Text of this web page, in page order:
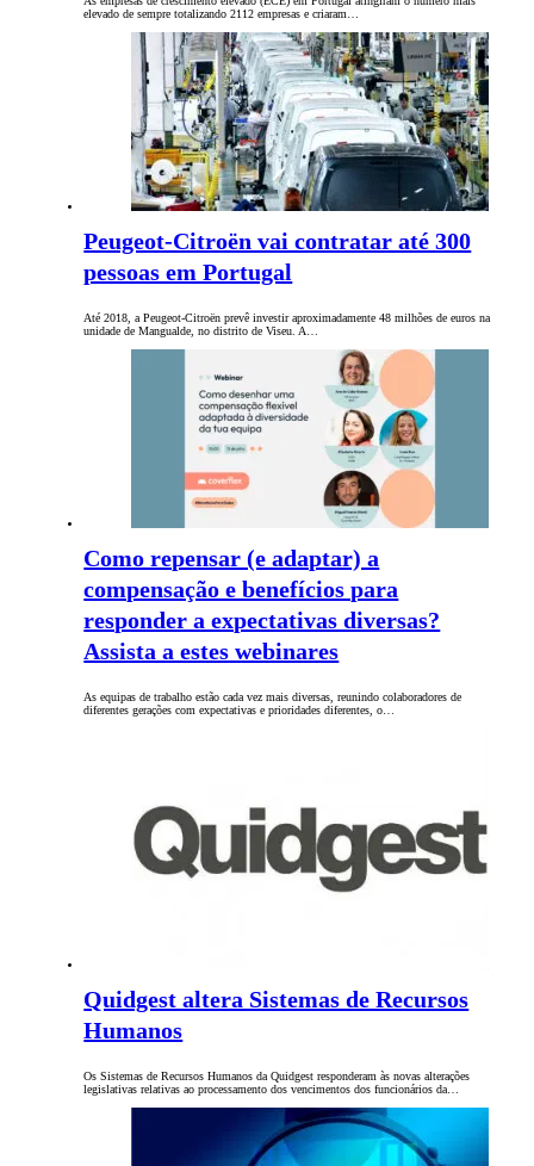
elevado de sempre totalizando 2112 empresas e criaram…
Peugeot-Citroën vai contratar até 300
pessoas em Portugal
Até 2018, a Peugeot-Citroën prevê investir aproximadamente 48 milhões de euros na
unidade de Mangualde, no distrito de Viseu. A…
Como repensar (e adaptar) a
compensação e benefícios para
responder a expectativas diversas?
Assista a estes webinares
As equipas de trabalho estão cada vez mais diversas, reunindo colaboradores de
diferentes gerações com expectativas e prioridades diferentes, o…
Quidgest altera Sistemas de Recursos
Humanos
Os Sistemas de Recursos Humanos da Quidgest responderam às novas alterações
legislativas relativas ao processamento dos vencimentos dos funcionários da…